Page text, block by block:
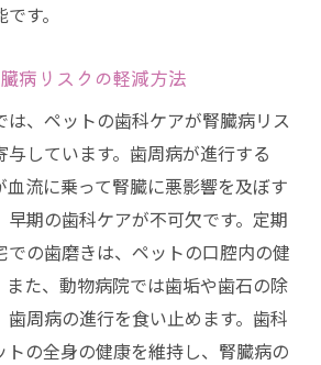
す。
病リスクの軽減方法
は、ペットの歯科ケアが腎臓病リス
与しています。歯周病が進行する
血流に乗って腎臓に悪影響を及ぼす
早期の歯科ケアが不可欠です。定期
での歯磨きは、ペットの口腔内の健
た、動物病院では歯垢や歯石の除
周病の進行を食い止めます。歯科
トの全身の健康を維持し、腎臓病の